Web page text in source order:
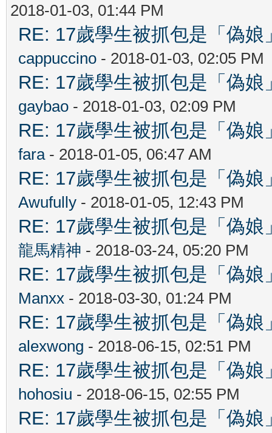
2018-01-03, 01:44 PM
RE: 17歲學生被抓包是「偽
cappuccino - 2018-01-03, 02:05 PM
RE: 17歲學生被抓包是「偽
gaybao - 2018-01-03, 02:09 PM
RE: 17歲學生被抓包是「偽
fara- 2018-01-05, 06:47 AM
RE: 17歲學生被抓包是「偽
Awufully - 2018-01-05, 12:43 PM
RE: 17歲學生被抓包是「偽
龍馬精神 - 2018-03-24, 05:20 PM
RE: 17歲學生被抓包是「偽
Manxx - 2018-03-30, 01:24 PM
RE: 17歲學生被抓包是「偽
alexwong - 2018-06-15, 02:51 PM
RE: 17歲學生被抓包是「偽
hohosiu - 2018-06-15, 02:55 PM
RE: 17歲學生被抓包是「偽